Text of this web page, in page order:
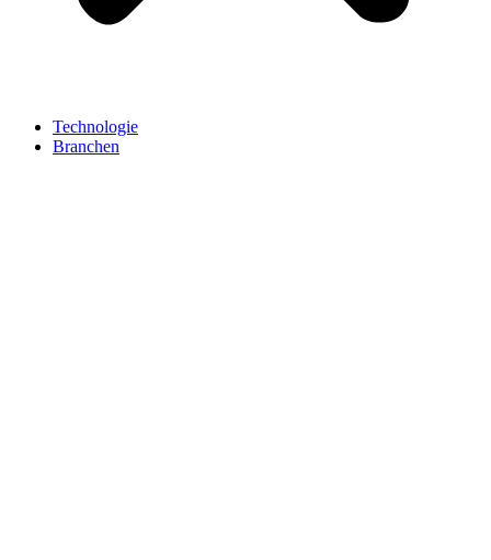
Technologie
Branchen